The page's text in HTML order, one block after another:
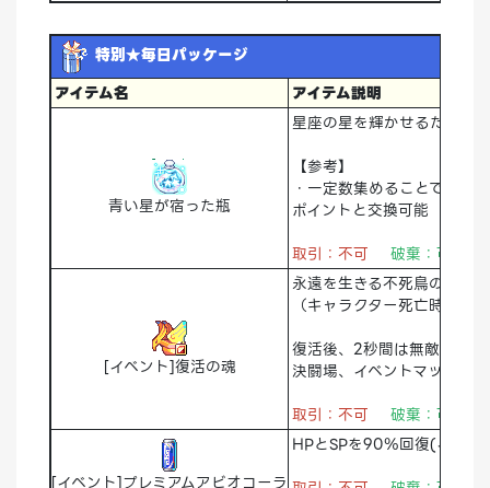
特別★毎日パッケージ
アイテム名
アイテム説明
青い星が宿った瓶
星座の星を輝かせるための
【参考】
・一定数集めることで占星
ポイントと交換可能
取引：不可
破棄：可能
[イベント]復活の魂
永遠を生きる不死鳥のよう
（キャラクター死亡時に使
復活後、2秒間は無敵です
決闘場、イベントマップ、
取引：不可
破棄：可能
[イベント]プレミアムアビオコーラ
HPとSPを90％回復(インス